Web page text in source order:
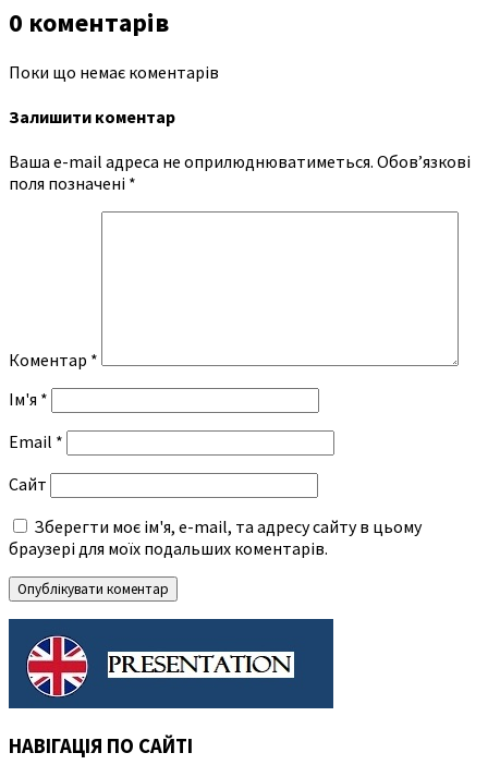
0 коментарів
Поки що немає коментарів
Залишити коментар
Ваша e-mail адреса не оприлюднюватиметься. Обов’язкові
поля позначені *
Коментар *
Ім'я *
Email *
Сайт
Зберегти моє ім'я, e-mail, та адресу сайту в цьому
браузері для моїх подальших коментарів.
НАВІГАЦІЯ ПО САЙТІ